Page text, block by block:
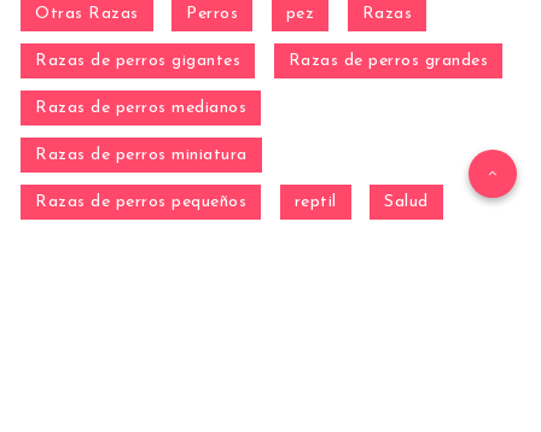
Otras Razas Perros pez Razas
Razas de perros gigantes Razas de perros grandes
Razas de perros medianos
Razas de perros miniatura
Razas de perros pequeños reptil Salud